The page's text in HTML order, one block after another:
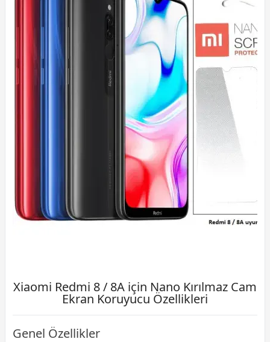
Xiaomi Redmi 8 / 8A için Nano Kırılmaz Cam
Ekran Koruyucu Özellikleri
Genel Özellikler